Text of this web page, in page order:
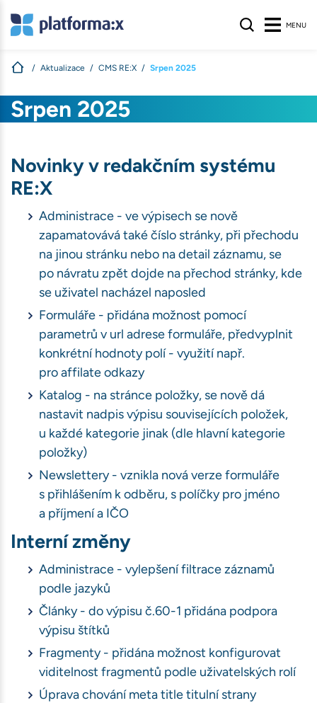
MENU
Aktualizace CMS RE:X Srpen 2025
Srpen 2025
Novinky v redakčním systému
RE:X
Administrace - ve výpisech se nově
zapamatovává také číslo stránky, při přechodu
na jinou stránku nebo na detail záznamu, se
po návratu zpět dojde na přechod stránky, kde
se uživatel nacházel naposled
Formuláře - přidána možnost pomocí
parametrů v url adrese formuláře, předvyplnit
konkrétní hodnoty polí - využití např.
pro affilate odkazy
Katalog - na stránce položky, se nově dá
nastavit nadpis výpisu souvisejících položek,
u každé kategorie jinak (dle hlavní kategorie
položky)
Newslettery - vznikla nová verze formuláře
s přihlášením k odběru, s políčky pro jméno
a příjmení a IČO
Interní změny
Administrace - vylepšení filtrace záznamů
podle jazyků
Články - do výpisu č.60-1 přidána podpora
výpisu štítků
Fragmenty - přidána možnost konfigurovat
viditelnost fragmentů podle uživatelských rolí
Úprava chování meta title titulní strany
na našem
stránek.
volby